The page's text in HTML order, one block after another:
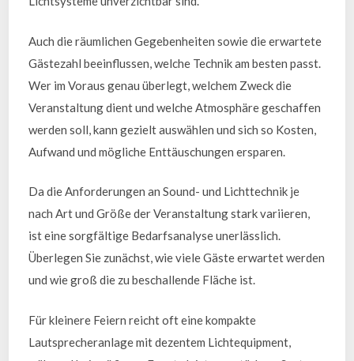
Auch die räumlichen Gegebenheiten sowie die erwartete
Gästezahl beeinflussen, welche Technik am besten passt.
Wer im Voraus genau überlegt, welchem Zweck die
Veranstaltung dient und welche Atmosphäre geschaffen
werden soll, kann gezielt auswählen und sich so Kosten,
Aufwand und mögliche Enttäuschungen ersparen.
Da die Anforderungen an Sound- und Lichttechnik je
nach Art und Größe der Veranstaltung stark variieren,
ist eine sorgfältige Bedarfsanalyse unerlässlich.
Überlegen Sie zunächst, wie viele Gäste erwartet werden
und wie groß die zu beschallende Fläche ist.
Für kleinere Feiern reicht oft eine kompakte
Lautsprecheranlage mit dezentem Lichtequipment,